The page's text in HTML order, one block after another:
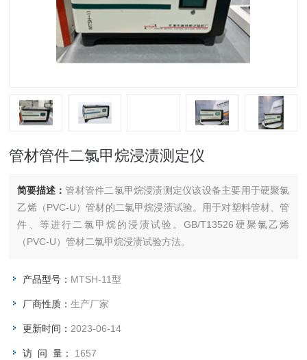
管材管件二氯甲烷浸渍测定仪
简要描述：管材管件二氯甲烷浸渍测定仪该设备主要用于硬聚氯
乙烯（PVC-U）管材的二氯甲烷浸渍试验。用于对塑料管材、管
件、等进行二氯甲烷的浸渍试验。GB/T13526硬聚氯乙烯
（PVC-U）管材二氯甲烷浸渍试验方法。
产品型号： MTSH-11型
厂商性质：生产厂家
更新时间： 2023-06-14
访 问 量： 1657